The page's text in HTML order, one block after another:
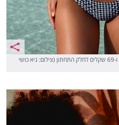
Adika, מחיר: 69 שקלים לחלק העליון ו-69 שקלים לחלק התחתון (צילום: גיא כושי